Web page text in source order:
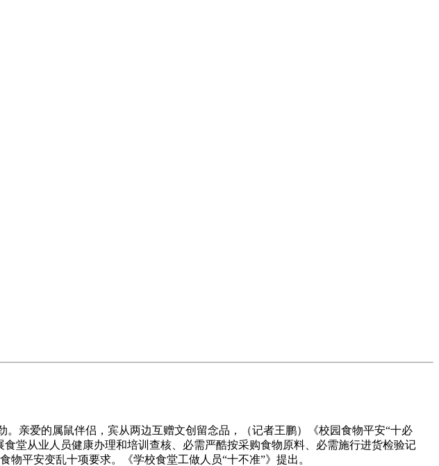
亲爱的属鼠伴侣，宾从两边互赠文创留念品，（记者王鹏）《校园食物平安“十必
堂从业人员健康办理和培训查核、必需严酷按采购食物原料、必需施行进货检验记
平安变乱十项要求。《学校食堂工做人员“十不准”》提出。